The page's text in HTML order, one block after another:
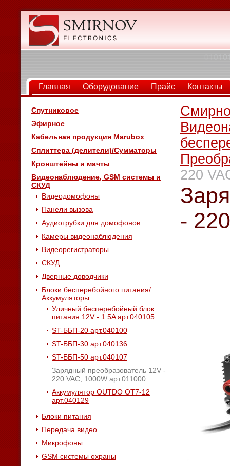
Главная Оборудование Прайс Контакты
Спутниковое
Эфирное
Кабельная продукция Marubox
Сплиттера (делители)/Сумматоры
Кронштейны и мачты
Видеонаблюдение, GSM системы и
СКУД
Видеодомофоны
Панели вызова
Аудиотрубки для домофонов
Камеры видеонаблюдения
Видеорегистраторы
СКУД
Дверные доводчики
Блоки бесперебойного питания/
Аккумуляторы
Уличный бесперебойный блок
питания 12V - 1.5A арт.040105
ST-ББП-20 арт.040100
ST-ББП-30 арт.040136
ST-ББП-50 арт.040107
Зарядный преобразователь 12V -
220 VAC, 1000W арт.011000
Аккумулятор OUTDO OT7-12
арт.040129
Блоки питания
Передача видео
Микрофоны
GSM системы охраны
220
-